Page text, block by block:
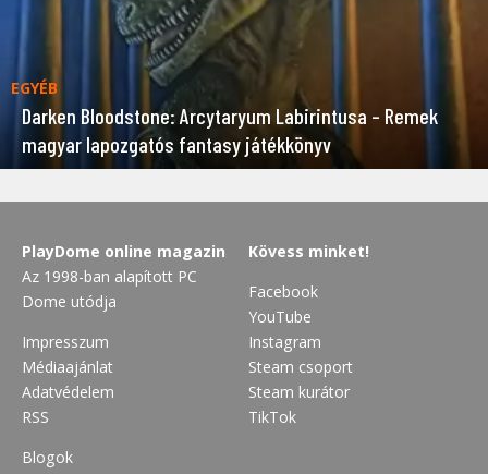
EGYÉB
Darken Bloodstone: Arcytaryum Labirintusa – Remek
magyar lapozgatós fantasy játékkönyv
PlayDome online magazin
Az 1998-ban alapított PC
Dome utódja
Impresszum
Médiaajánlat
Adatvédelem
RSS
Blogok
Kövess minket!
Facebook
YouTube
Instagram
Steam csoport
Steam kurátor
TikTok